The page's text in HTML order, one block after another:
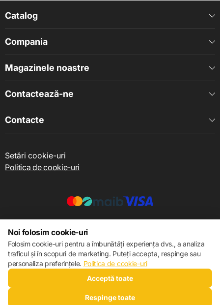
Catalog
Compania
Magazinele noastre
Contactează-ne
Contacte
Setări cookie-uri
Politica de cookie-uri
Noi folosim cookie-uri
Folosim cookie-uri pentru a îmbunătăți experiența dvs., a analiza
traficul și în scopuri de marketing. Puteți accepta, respinge sau
personaliza preferințele. Politica de cookie-uri
Acceptă toate
Respinge toate